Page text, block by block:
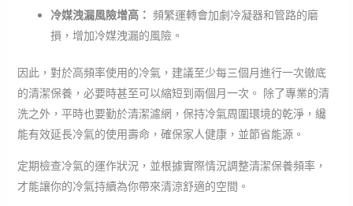
冷媒洩漏風險增高： 頻繁運轉會加劇冷凝器和管路的磨
損，增加冷媒洩漏的風險。
因此，對於高頻率使用的冷氣，建議至少每三個月進行一次徹底
的清潔保養，必要時甚至可以縮短到兩個月一次。 除了專業的清
洗之外，平時也要勤於清潔濾網，保持冷氣周圍環境的乾淨，纔
能有效延長冷氣的使用壽命，確保家人健康，並節省能源。
定期檢查冷氣的運作狀況，並根據實際情況調整清潔保養頻率，
才能讓你的冷氣持續為你帶來清涼舒適的空間。